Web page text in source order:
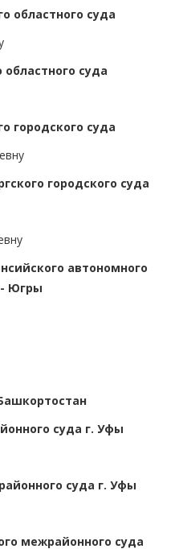
областного суда
областного суда
городского суда
городского суда
автономного
- Югры
суда г. Уфы
суда г. Уфы
межрайонного суда